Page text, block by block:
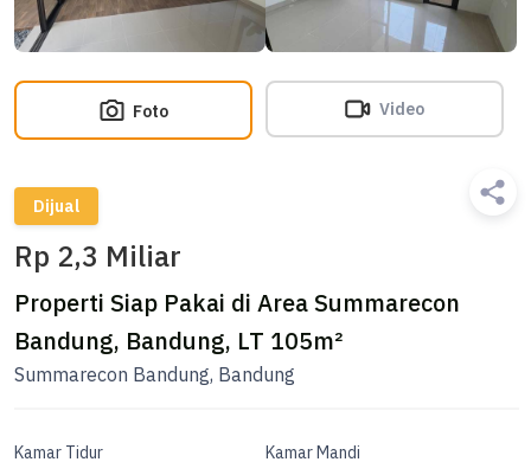
Foto Video
Dijual
Rp 2,3 Miliar
Properti Siap Pakai di Area Summarecon
Bandung, Bandung, LT 105m²
Summarecon Bandung, Bandung
Kamar Tidur
Kamar Mandi